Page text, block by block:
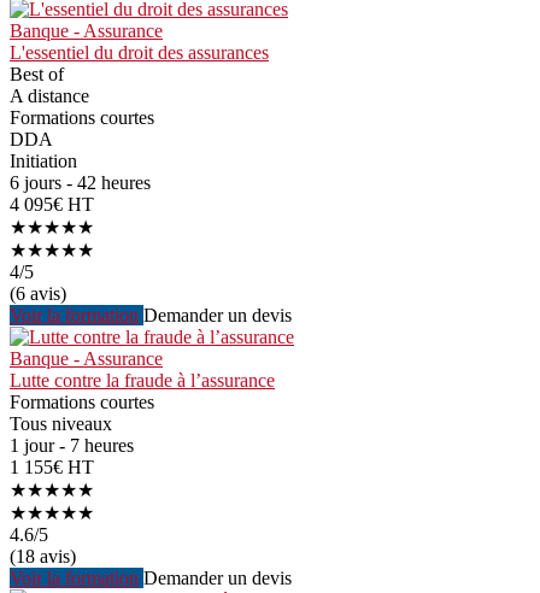
Banque - Assurance
L'essentiel du droit des assurances
Best of
A distance
Formations courtes
DDA
Initiation
6 jours - 42 heures
4 095€ HT
★★★★★
★★★★★
4/5
(6 avis)
Voir la formation Demander un devis
Banque - Assurance
Lutte contre la fraude à l’assurance
Formations courtes
Tous niveaux
1 jour - 7 heures
1 155€ HT
★★★★★
★★★★★
4.6/5
(18 avis)
Voir la formation Demander un devis